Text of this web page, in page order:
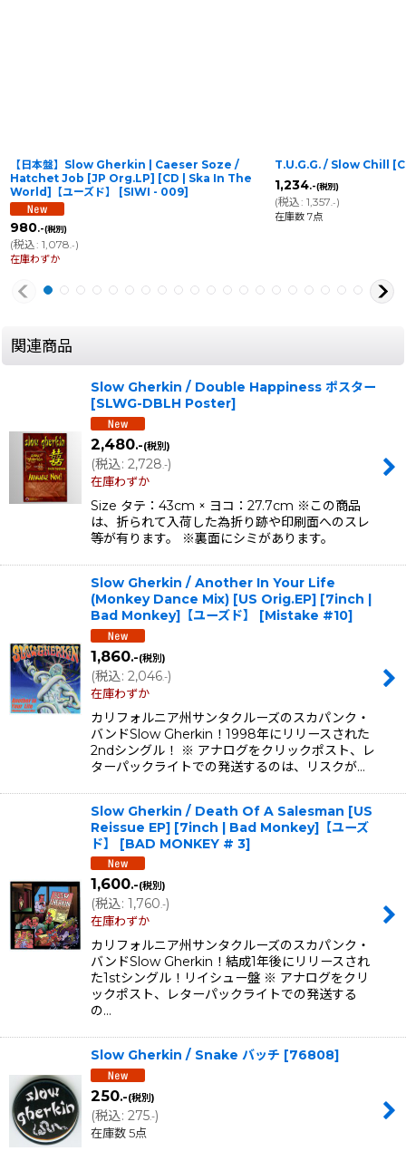
【日本盤】Slow Gherkin | Caeser Soze /
Hatchet Job [JP Org.LP] [CD | Ska In The
World]【ユーズド】
[SIWI - 009]
980.-(税別)
(税込: 1,078 .-)
在庫わずか
T.U.G.G. / Slow Chill
1,234.-(税別)
(税込: 1,357 .-)
在庫数 7点
関連商品
Slow Gherkin / Double Happiness ポスター
[SLWG-DBLH Poster]
2,480.-(税別)
(税込: 2,728.-)
在庫わずか
Size タテ：43cm × ヨコ：27.7cm ※この商品
は、折られて入荷した為折り跡や印刷面へのスレ
等が有ります。 ※裏面にシミがあります。
Slow Gherkin / Another In Your Life
(Monkey Dance Mix) [US Orig.EP] [7inch |
Bad Monkey]【ユーズド】
[Mistake #10]
1,860.-(税別)
(税込: 2,046.-)
在庫わずか
カリフォルニア州サンタクルーズのスカパンク・
バンドSlow Gherkin！1998年にリリースされた
2ndシングル！ ※ アナログをクリックポスト、レ
ターパックライトでの発送するのは、リスクが…
Slow Gherkin / Death Of A Salesman [US
Reissue EP] [7inch | Bad Monkey]【ユーズ
ド】
[BAD MONKEY # 3]
1,600.-(税別)
(税込: 1,760.-)
在庫わずか
カリフォルニア州サンタクルーズのスカパンク・
バンドSlow Gherkin！結成1年後にリリースされ
た1stシングル！リイシュー盤 ※ アナログをクリ
ックポスト、レターパックライトでの発送する
の…
Slow Gherkin / Snake バッチ [76808]
250.-(税別)
(税込: 275.-)
在庫数 5点